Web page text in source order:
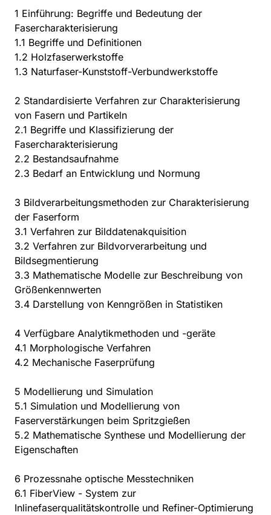
1 Einführung: Begriffe und Bedeutung der
Fasercharakterisierung
1.1 Begriffe und Definitionen
1.2 Holzfaserwerkstoffe
1.3 Naturfaser-Kunststoff-Verbundwerkstoffe
2 Standardisierte Verfahren zur Charakterisierung
von Fasern und Partikeln
2.1 Begriffe und Klassifizierung der
Fasercharakterisierung
2.2 Bestandsaufnahme
2.3 Bedarf an Entwicklung und Normung
3 Bildverarbeitungsmethoden zur Charakterisierung
der Faserform
3.1 Verfahren zur Bilddatenakquisition
3.2 Verfahren zur Bildvorverarbeitung und
Bildsegmentierung
3.3 Mathematische Modelle zur Beschreibung von
Größenkennwerten
3.4 Darstellung von Kenngrößen in Statistiken
4 Verfügbare Analytikmethoden und -geräte
4.1 Morphologische Verfahren
4.2 Mechanische Faserprüfung
5 Modellierung und Simulation
5.1 Simulation und Modellierung von
Faserverstärkungen beim Spritzgießen
5.2 Mathematische Synthese und Modellierung der
Eigenschaften
6 Prozessnahe optische Messtechniken
6.1 FiberView - System zur
Inlinefaserqualitätskontrolle und Refiner-Optimierung